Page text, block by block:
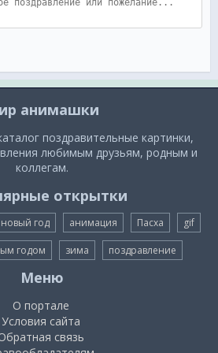
анимашки
поздравительные картинки,
любимым друзьям, родным и
коллегам.
открытки
новый год анимация Пасха gif
годом зима поздравление
Меню
О портале
Условия сайта
связь